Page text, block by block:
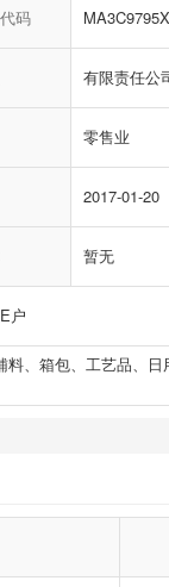
码 MA3C9795X
有限责任公
零售业
2017-01-20
暂无
户
、箱包、工艺品、